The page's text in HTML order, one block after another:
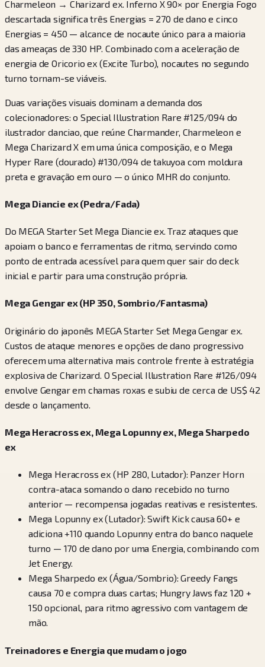
Charmeleon → Charizard ex. Inferno X 90× por Energia Fogo
descartada significa três Energias = 270 de dano e cinco
Energias = 450 — alcance de nocaute único para a maioria
das ameaças de 330 HP. Combinado com a aceleração de
energia de Oricorio ex (Excite Turbo), nocautes no segundo
turno tornam-se viáveis.
Duas variações visuais dominam a demanda dos
colecionadores: o Special Illustration Rare #125/094 do
ilustrador danciao, que reúne Charmander, Charmeleon e
Mega Charizard X em uma única composição, e o Mega
Hyper Rare (dourado) #130/094 de takuyoa com moldura
preta e gravação em ouro — o único MHR do conjunto.
Mega Diancie ex (Pedra/Fada)
Do MEGA Starter Set Mega Diancie ex. Traz ataques que
apoiam o banco e ferramentas de ritmo, servindo como
ponto de entrada acessível para quem quer sair do deck
inicial e partir para uma construção própria.
Mega Gengar ex (HP 350, Sombrio/Fantasma)
Originário do japonês MEGA Starter Set Mega Gengar ex.
Custos de ataque menores e opções de dano progressivo
oferecem uma alternativa mais controle frente à estratégia
explosiva de Charizard. O Special Illustration Rare #126/094
envolve Gengar em chamas roxas e subiu de cerca de US$ 42
desde o lançamento.
Mega Heracross ex, Mega Lopunny ex, Mega Sharpedo
ex
Mega Heracross ex (HP 280, Lutador): Panzer Horn
contra-ataca somando o dano recebido no turno
anterior — recompensa jogadas reativas e resistentes.
Mega Lopunny ex (Lutador): Swift Kick causa 60+ e
adiciona +110 quando Lopunny entra do banco naquele
turno — 170 de dano por uma Energia, combinando com
Jet Energy.
Mega Sharpedo ex (Água/Sombrio): Greedy Fangs
causa 70 e compra duas cartas; Hungry Jaws faz 120 +
150 opcional, para ritmo agressivo com vantagem de
mão.
Treinadores e Energia que mudam o jogo